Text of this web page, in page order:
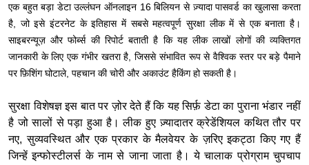
एक बहुत बड़ा डेटा उल्लंघन ऑनलाइन 16 बिलियन से ज़्यादा पासवर्ड का खुलासा करता
है, जो इसे इंटरनेट के इतिहास में सबसे महत्वपूर्ण सुरक्षा लीक में से एक बनाता है।
साइबरन्यूज़ और फोर्ब्स की रिपोर्ट बताती है कि यह लीक लाखों लोगों की व्यक्तिगत
जानकारी के लिए एक गंभीर खतरा है, जिससे संभावित रूप से वैश्विक स्तर पर बड़े पैमाने
पर फ़िशिंग घोटाले, पहचान की चोरी और अकाउंट हैकिंग हो सकती है।
सुरक्षा विशेषज्ञ इस बात पर ज़ोर देते हैं कि यह सिर्फ़ डेटा का पुराना भंडार नहीं
है जो सालों से पड़ा हुआ है। लीक हुए ज़्यादातर क्रेडेंशियल कथित तौर पर
नए, सुव्यवस्थित और एक प्रकार के मैलवेयर के ज़रिए इकट्ठा किए गए हैं
जिन्हें इन्फोस्टीलर्स के नाम से जाना जाता है। ये चालाक प्रोग्राम चुपचाप